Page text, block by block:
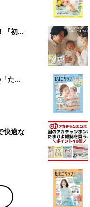
『初め
大特
たま
快適な